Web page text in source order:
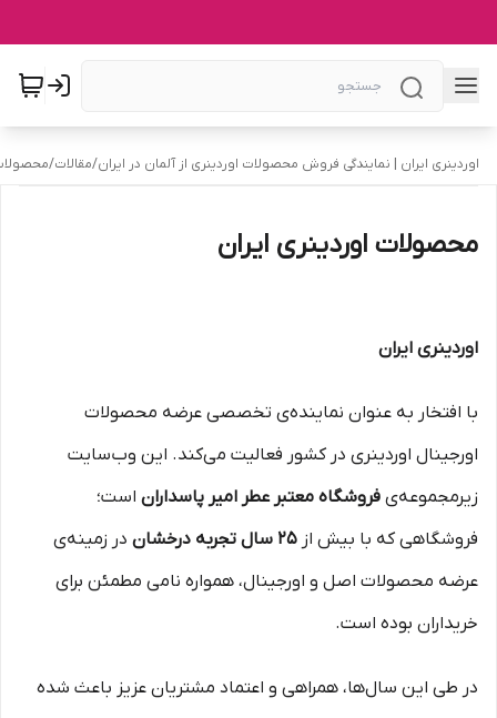
اوردینری ایران | نمایندگی فروش محصولات اوردینری از آلمان در ایران/مقالات/
محصولات اوردینری ایران
اوردینری ایران
با افتخار به عنوان نماینده‌ی تخصصی عرضه محصولات
اورجینال اوردینری در کشور فعالیت می‌کند. این وب‌سایت
زیرمجموعه‌ی فروشگاه معتبر عطر امیر پاسداران است؛
فروشگاهی که با بیش از ۲۵ سال تجربه درخشان
در زمینه‌ی
عرضه محصولات اصل و اورجینال، همواره نامی مطمئن برای
خریداران بوده است.
در طی این سال‌ها، همراهی و اعتماد مشتریان عزیز باعث شده